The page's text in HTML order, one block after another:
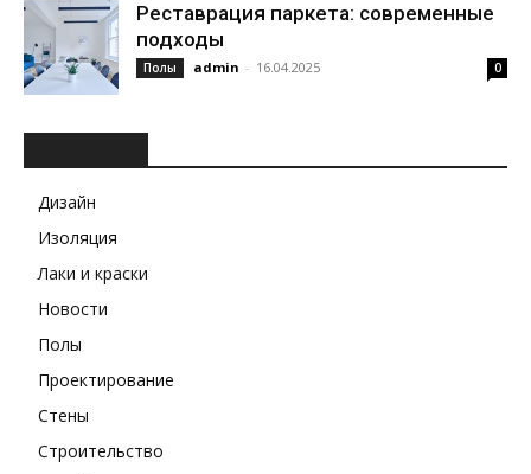
Реставрация паркета: современные
подходы
Полы admin - 16.04.2025 0
Дизайн
Изоляция
Лаки и краски
Новости
Полы
Проектирование
Стены
Строительство